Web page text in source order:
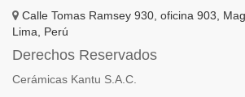
Calle Tomas Ramsey 930, oficina 903,
Lima, Perú
Derechos Reservados
Cerámicas Kantu S.A.C.